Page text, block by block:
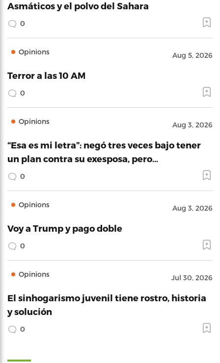
Asmáticos y el polvo del Sahara
0
Opinions Aug 5, 2026
Terror a las 10 AM
0
Opinions Aug 3, 2026
“Esa es mi letra”: negó tres veces bajo tener
un plan contra su exesposa, pero…
0
Opinions Aug 3, 2026
Voy a Trump y pago doble
0
Opinions Jul 30, 2026
El sinhogarismo juvenil tiene rostro, historia
y solución
0